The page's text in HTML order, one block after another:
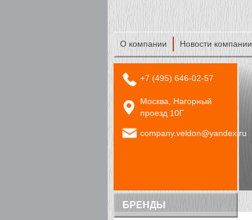
О компании Новости компании
+7 (495) 646-02-57
Москва, Нагорный
проезд 10Г
company.veldon@yandex.ru
БРЕНДЫ